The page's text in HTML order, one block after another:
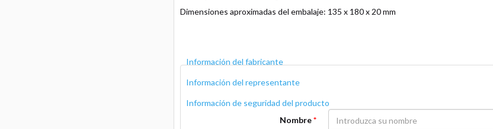
Dimensiones aproximadas del embalaje: 135 x 180 x 20 mm
Información del fabricante
Información del representante
Información de seguridad del producto
Nombre*